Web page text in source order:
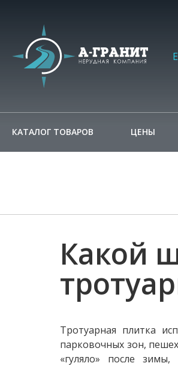
КАТАЛОГ ТОВАРОВ ЦЕНЫ
Какой
Тротуарная плитка
парковочных зон,
«гуляло» после